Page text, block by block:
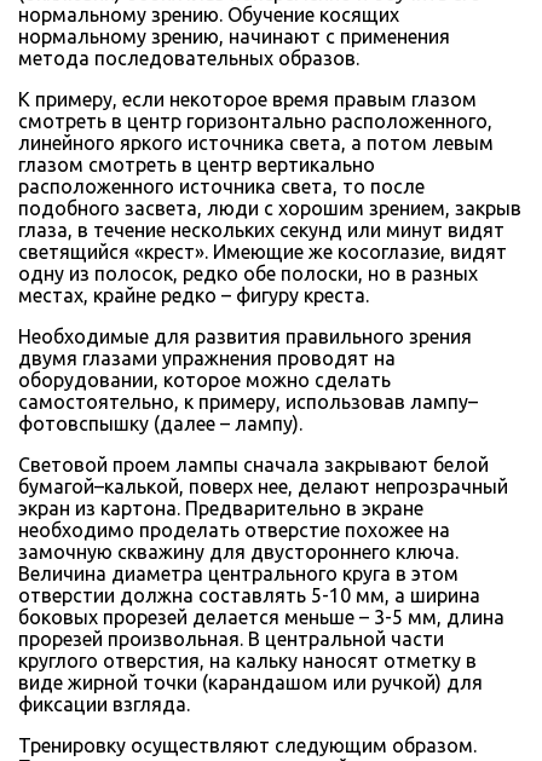
нормальному зрению. Обучение косящих
нормальному зрению, начинают с применения
метода последовательных образов.
К примеру, если некоторое время правым глазом
смотреть в центр горизонтально расположенного,
линейного яркого источника света, а потом левым
глазом смотреть в центр вертикально
расположенного источника света, то после
подобного засвета, люди с хорошим зрением, закрыв
глаза, в течение нескольких секунд или минут видят
светящийся «крест». Имеющие же косоглазие, видят
одну из полосок, редко обе полоски, но в разных
местах, крайне редко – фигуру креста.
Необходимые для развития правильного зрения
двумя глазами упражнения проводят на
оборудовании, которое можно сделать
самостоятельно, к примеру, использовав лампу–
фотовспышку (далее – лампу).
Световой проем лампы сначала закрывают белой
бумагой–калькой, поверх нее, делают непрозрачный
экран из картона. Предварительно в экране
необходимо проделать отверстие похожее на
замочную скважину для двустороннего ключа.
Величина диаметра центрального круга в этом
отверстии должна составлять 5-10 мм, а ширина
боковых прорезей делается меньше – 3-5 мм, длина
прорезей произвольная. В центральной части
круглого отверстия, на кальку наносят отметку в
виде жирной точки (карандашом или ручкой) для
фиксации взгляда.
Тренировку осуществляют следующим образом.